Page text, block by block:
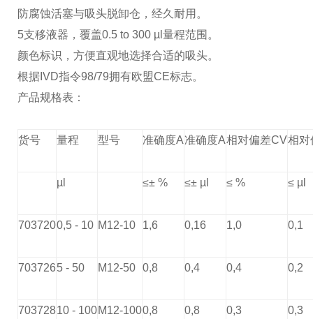
防腐蚀活塞与吸头脱卸仓，经久耐用。
5支移液器，覆盖0.5 to 300 µl 量程范围。
颜色标识，方便直观地选择合适的吸头。
根据 IVD指令98/79拥有欧盟CE标志。
产品规格表：
货号 量程 型号 准确度A准确度A相对偏差CV相对
µl ≤± % ≤± µl ≤ % ≤ µl
7037200,5 - 10 M12-10 1,6 0,16 1,0 0,1
7037265 - 50 M12-50 0,8 0,4 0,4 0,2
70372810 - 100M12-1000,8 0,8 0,3 0,3